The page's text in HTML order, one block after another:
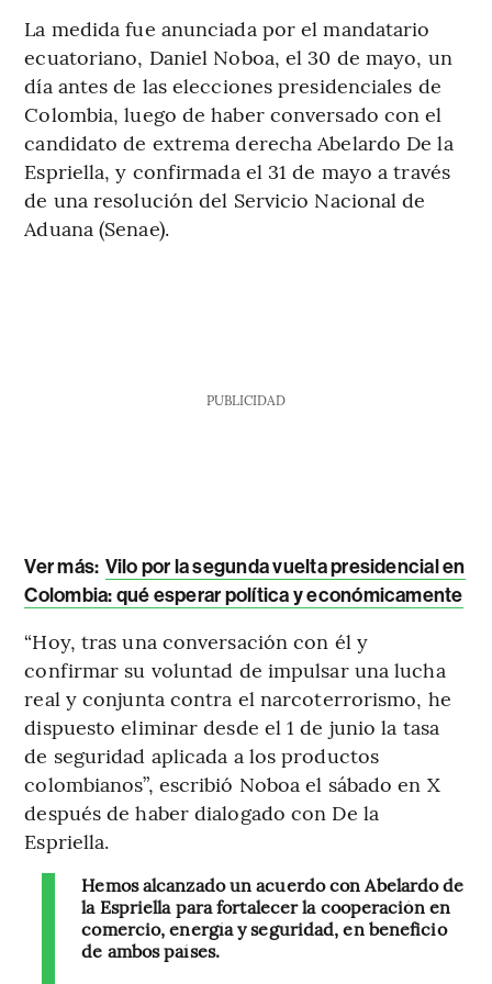
La medida fue anunciada por el mandatario
ecuatoriano, Daniel Noboa, el 30 de mayo, un
día antes de las elecciones presidenciales de
Colombia, luego de haber conversado con el
candidato de extrema derecha Abelardo De la
Espriella, y confirmada el 31 de mayo a través
de una resolución del Servicio Nacional de
Aduana (Senae).
PUBLICIDAD
Ver más: Vilo por la segunda vuelta presidencial en
Colombia: qué esperar política y económicamente
“Hoy, tras una conversación con él y
confirmar su voluntad de impulsar una lucha
real y conjunta contra el narcoterrorismo, he
dispuesto eliminar desde el 1 de junio la tasa
de seguridad aplicada a los productos
colombianos”, escribió Noboa el sábado en X
después de haber dialogado con De la
Espriella.
Hemos alcanzado un acuerdo con Abelardo de
la Espriella para fortalecer la cooperación en
comercio, energía y seguridad, en beneficio
de ambos países.